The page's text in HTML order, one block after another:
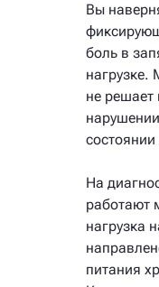
Вы
боль в
нагрузке.
не
На
работают
нагрузка
питания